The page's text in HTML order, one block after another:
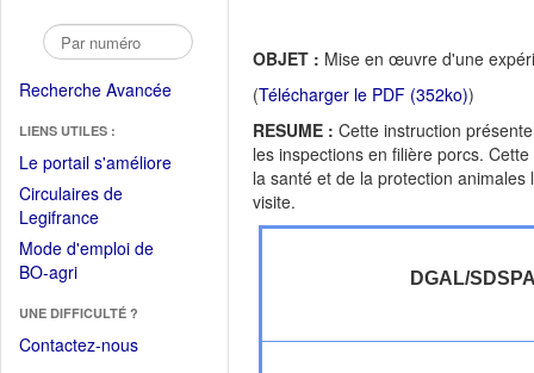
Recherche Avancée
LIENS UTILES :
Le portail s'améliore(Fichier
Circulaires de
Legifrance(Ouvrir
dans
une
fenêtre)
Mode d'emploi de
BO-agri(Ouvrir
une
nouvelle
UNE DIFFICULTÉ ?
Contactez-nous
OBJET : Mise en œuvre d'une
(Télécharger le PDF (352ko))
RESUME : Cette instruction
les inspections en filière porcs.
la santé et de la protection
visite.
DGAL/